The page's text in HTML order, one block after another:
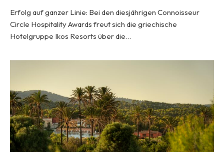
Erfolg auf ganzer Linie: Bei den diesjährigen Connoisseur
Circle Hospitality Awards freut sich die griechische
Hotelgruppe Ikos Resorts über die…